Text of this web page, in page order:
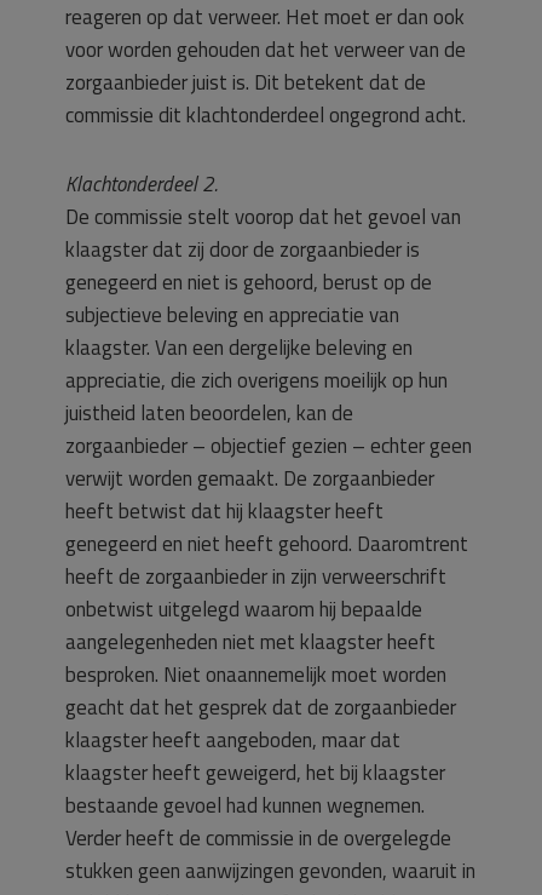
reageren op dat verweer. Het moet er dan ook
voor worden gehouden dat het verweer van de
zorgaanbieder juist is. Dit betekent dat de
commissie dit klachtonderdeel ongegrond acht.
Klachtonderdeel 2.
De commissie stelt voorop dat het gevoel van
klaagster dat zij door de zorgaanbieder is
genegeerd en niet is gehoord, berust op de
subjectieve beleving en appreciatie van
klaagster. Van een dergelijke beleving en
appreciatie, die zich overigens moeilijk op hun
juistheid laten beoordelen, kan de
zorgaanbieder – objectief gezien – echter geen
verwijt worden gemaakt. De zorgaanbieder
heeft betwist dat hij klaagster heeft
genegeerd en niet heeft gehoord. Daaromtrent
heeft de zorgaanbieder in zijn verweerschrift
onbetwist uitgelegd waarom hij bepaalde
aangelegenheden niet met klaagster heeft
besproken. Niet onaannemelijk moet worden
geacht dat het gesprek dat de zorgaanbieder
klaagster heeft aangeboden, maar dat
klaagster heeft geweigerd, het bij klaagster
bestaande gevoel had kunnen wegnemen.
Verder heeft de commissie in de overgelegde
stukken geen aanwijzingen gevonden, waaruit in